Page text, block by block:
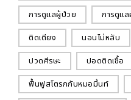
การดูแลผู้ป่วย
การดูแ
ติดเตียง
นอนไม่หลับ
ปวดศีรษะ
ปอดติดเชื้อ
ฟื้นฟูสโตรกกับหมอมิ้นท์